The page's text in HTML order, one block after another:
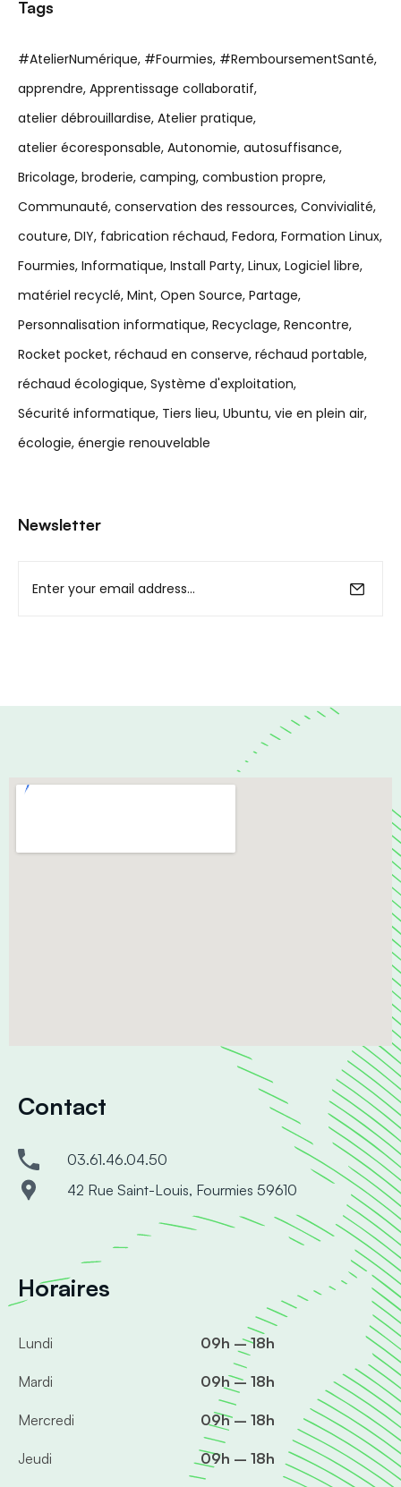
Tags
#AtelierNumérique #Fourmies #RemboursementSanté
apprendre Apprentissage collaboratif
atelier débrouillardise Atelier pratique
atelier écoresponsable Autonomie autosuffisance
Bricolage broderie camping combustion propre
Communauté conservation des ressources Convivialité
couture DIY fabrication réchaud Fedora Formation Linux
Fourmies Informatique Install Party Linux Logiciel libre
matériel recyclé Mint Open Source Partage
Personnalisation informatique Recyclage Rencontre
Rocket pocket réchaud en conserve réchaud portable
réchaud écologique Système d'exploitation
Sécurité informatique Tiers lieu Ubuntu vie en plein air
écologie énergie renouvelable
Newsletter
Contact
03.61.46.04.50
42 Rue Saint-Louis, Fourmies 59610
Horaires
Lundi 09h – 18h
Mardi 09h – 18h
Mercredi 09h – 18h
Jeudi 09h – 18h